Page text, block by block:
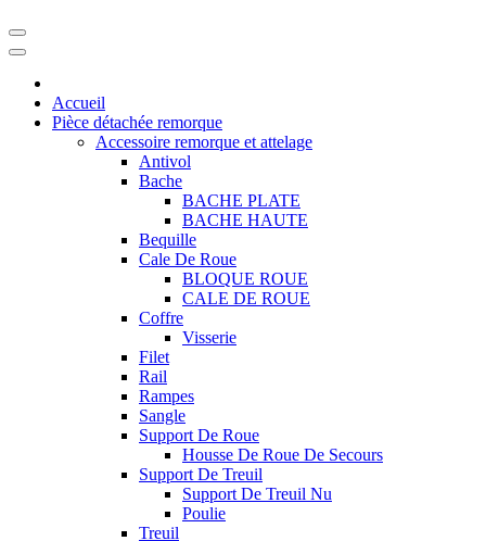
Accueil
Pièce détachée remorque
Accessoire remorque et attelage
Antivol
Bache
BACHE PLATE
BACHE HAUTE
Bequille
Cale De Roue
BLOQUE ROUE
CALE DE ROUE
Coffre
Visserie
Filet
Rail
Rampes
Sangle
Support De Roue
Housse De Roue De Secours
Support De Treuil
Support De Treuil Nu
Poulie
Treuil